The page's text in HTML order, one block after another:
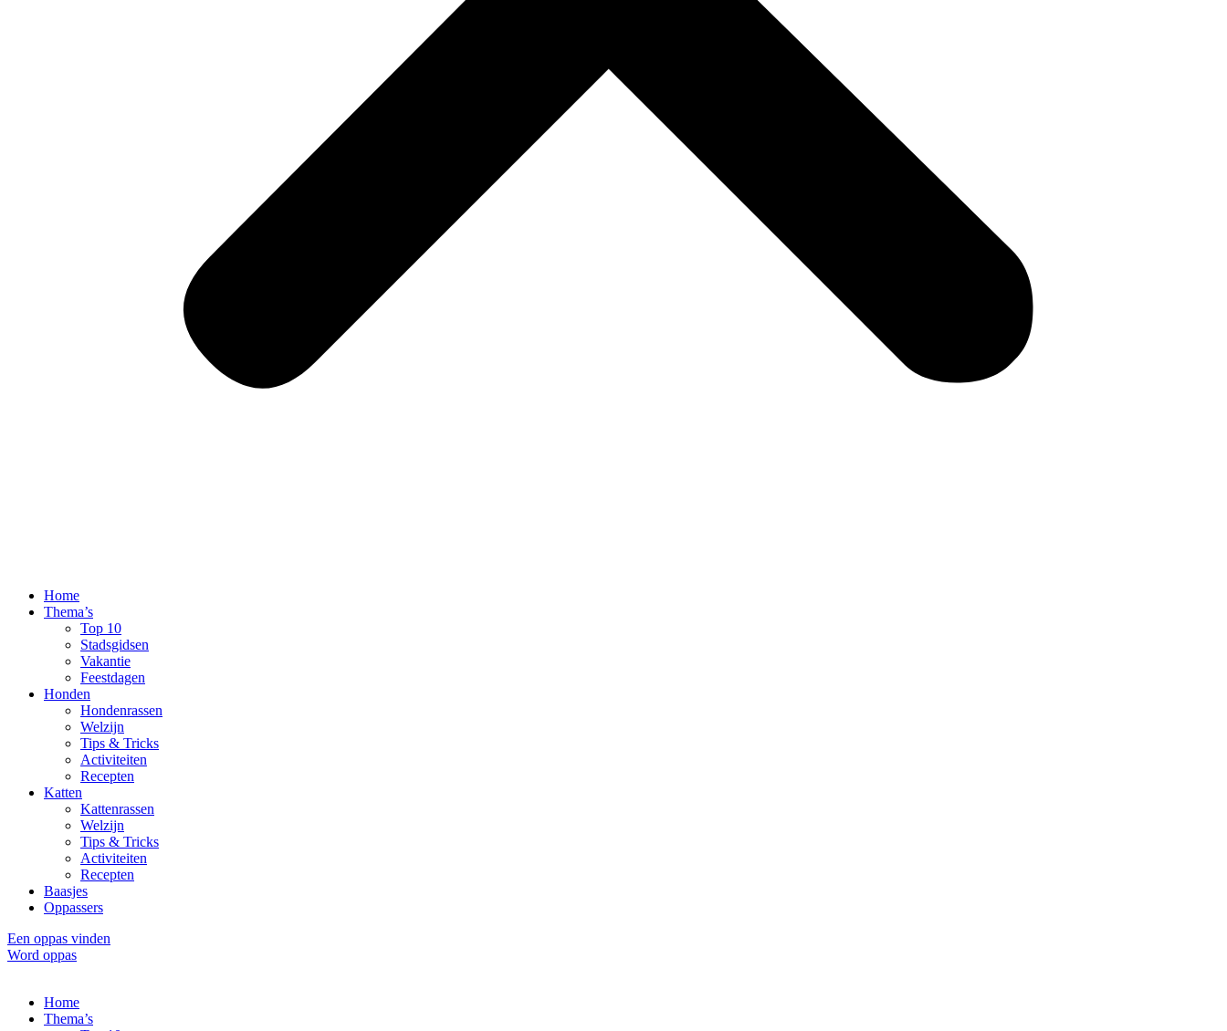
Home
Thema’s
Top 10
Stadsgidsen
Vakantie
Feestdagen
Honden
Hondenrassen
Welzijn
Tips & Tricks
Activiteiten
Recepten
Katten
Kattenrassen
Welzijn
Tips & Tricks
Activiteiten
Recepten
Baasjes
Oppassers
Een oppas vinden
Word oppas
Home
Thema’s